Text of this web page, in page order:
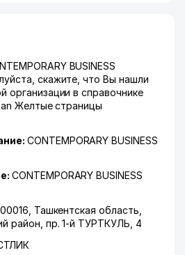
BUSINESS
скажите, что Вы нашли
организации в справочнике
Желтые страницы
CONTEMPORARY BUSINESS
CONTEMPORARY BUSINESS
Ташкентская область
район пр. 1-й ТУРТКУЛЬ , 4